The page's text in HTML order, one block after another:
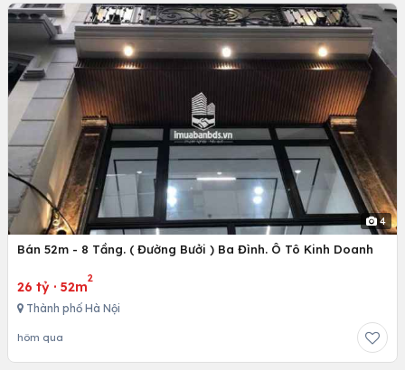
4
Bán 52m - 8 Tầng. ( Đường Bưởi ) Ba Đình. Ô Tô Kinh Doanh
26 tỷ · 52m
2
Thành phố Hà Nội
hôm qua